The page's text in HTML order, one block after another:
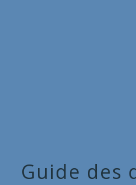
Guide des